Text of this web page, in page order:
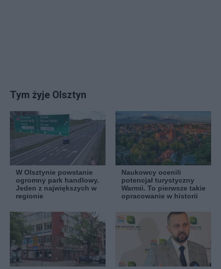
Tym żyje Olsztyn
W Olsztynie powstanie
ogromny park handlowy.
Jeden z największych w
regionie
Naukowcy ocenili
potencjał turystyczny
Warmii. To pierwsze takie
opracowanie w historii